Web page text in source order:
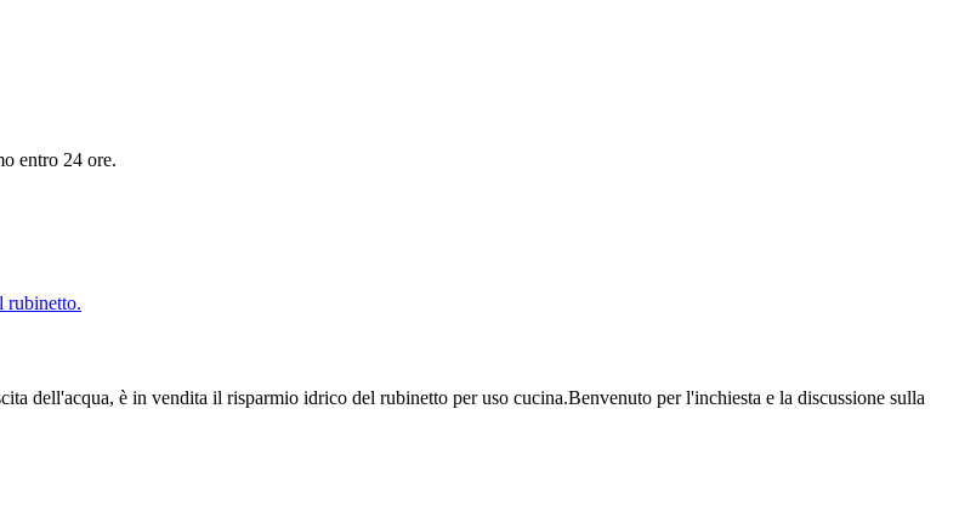
entro 24 ore.
dell'acqua, è in vendita il risparmio idrico del rubinetto per uso cucina.Benvenuto per l'inchiesta e la discussione sulla